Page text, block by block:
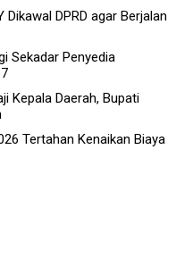
DPRD agar Berjalan
Sekadar Penyedia
Kepala Daerah, Bupati
Tertahan Kenaikan Biaya